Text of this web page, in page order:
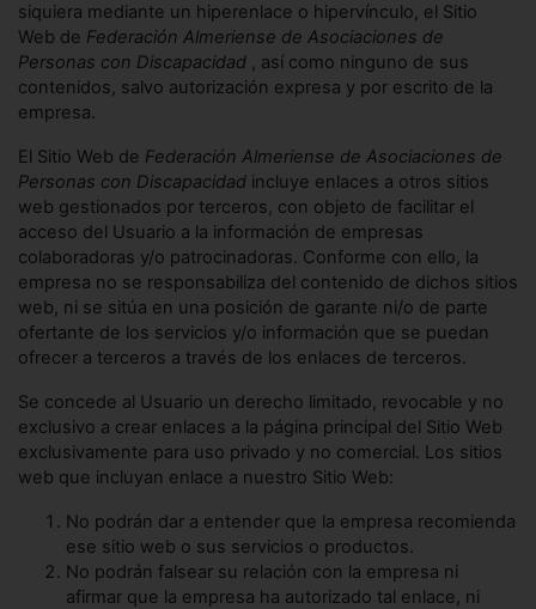
siquiera mediante un hiperenlace o hipervínculo, el Sitio
Web de Federación Almeriense de Asociaciones de
Personas con Discapacidad , así como ninguno de sus
contenidos, salvo autorización expresa y por escrito de la
empresa.
El Sitio Web de Federación Almeriense de Asociaciones de
Personas con Discapacidad incluye enlaces a otros sitios
web gestionados por terceros, con objeto de facilitar el
acceso del Usuario a la información de empresas
colaboradoras y/o patrocinadoras. Conforme con ello, la
empresa no se responsabiliza del contenido de dichos sitios
web, ni se sitúa en una posición de garante ni/o de parte
ofertante de los servicios y/o información que se puedan
ofrecer a terceros a través de los enlaces de terceros.
Se concede al Usuario un derecho limitado, revocable y no
exclusivo a crear enlaces a la página principal del Sitio Web
exclusivamente para uso privado y no comercial. Los sitios
web que incluyan enlace a nuestro Sitio Web:
No podrán dar a entender que la empresa recomienda
ese sitio web o sus servicios o productos.
No podrán falsear su relación con la empresa ni
afirmar que la empresa ha autorizado tal enlace, ni